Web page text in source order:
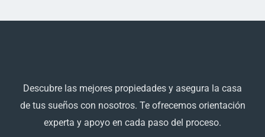
Descubre las mejores propiedades y asegura la casa
de tus sueños con nosotros. Te ofrecemos orientación
experta y apoyo en cada paso del proceso.